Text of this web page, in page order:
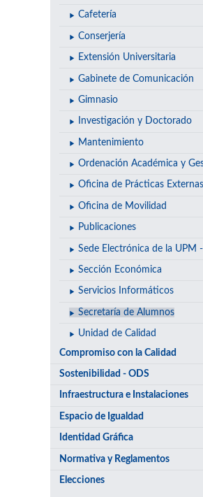
Cafetería
Conserjería
Extensión Universitaria
Gabinete de Comunicación
Gimnasio
Investigación y Doctorado
Mantenimiento
Ordenación Académica y
Oficina de Prácticas Externas
Oficina de Movilidad
Publicaciones
Sede Electrónica de la UPM
Sección Económica
Servicios Informáticos
Secretaría de Alumnos
Unidad de Calidad
Compromiso con la Calidad
Sostenibilidad - ODS
Infraestructura e Instalaciones
Espacio de Igualdad
Identidad Gráfica
Normativa y Reglamentos
Elecciones